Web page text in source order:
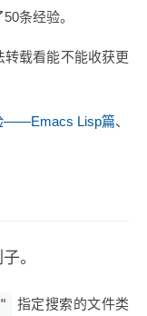
条经验。
转载看能不能收获更
——Emacs Lisp篇、
。
指定搜索的文件类